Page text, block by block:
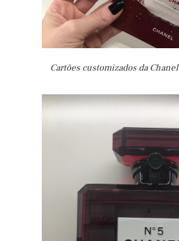
Cartões customizados da Chanel